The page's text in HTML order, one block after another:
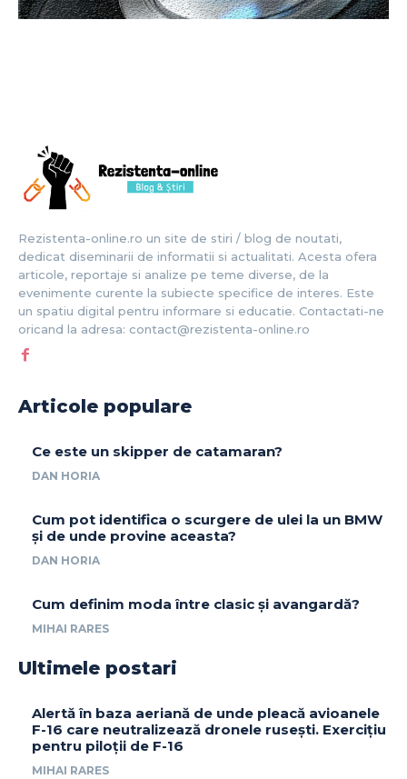
Rezistenta-online.ro un site de stiri / blog de noutati,
dedicat diseminarii de informatii si actualitati. Acesta ofera
articole, reportaje si analize pe teme diverse, de la
evenimente curente la subiecte specifice de interes. Este
un spatiu digital pentru informare si educatie. Contactati-ne
oricand la adresa: contact@rezistenta-online.ro
Articole populare
Ce este un skipper de catamaran?
DAN HORIA
Cum pot identifica o scurgere de ulei la un BMW
și de unde provine aceasta?
DAN HORIA
Cum definim moda între clasic și avangardă?
MIHAI RARES
Ultimele postari
Alertă în baza aeriană de unde pleacă avioanele
F-16 care neutralizează dronele rusești. Exercițiu
pentru piloții de F-16
MIHAI RARES